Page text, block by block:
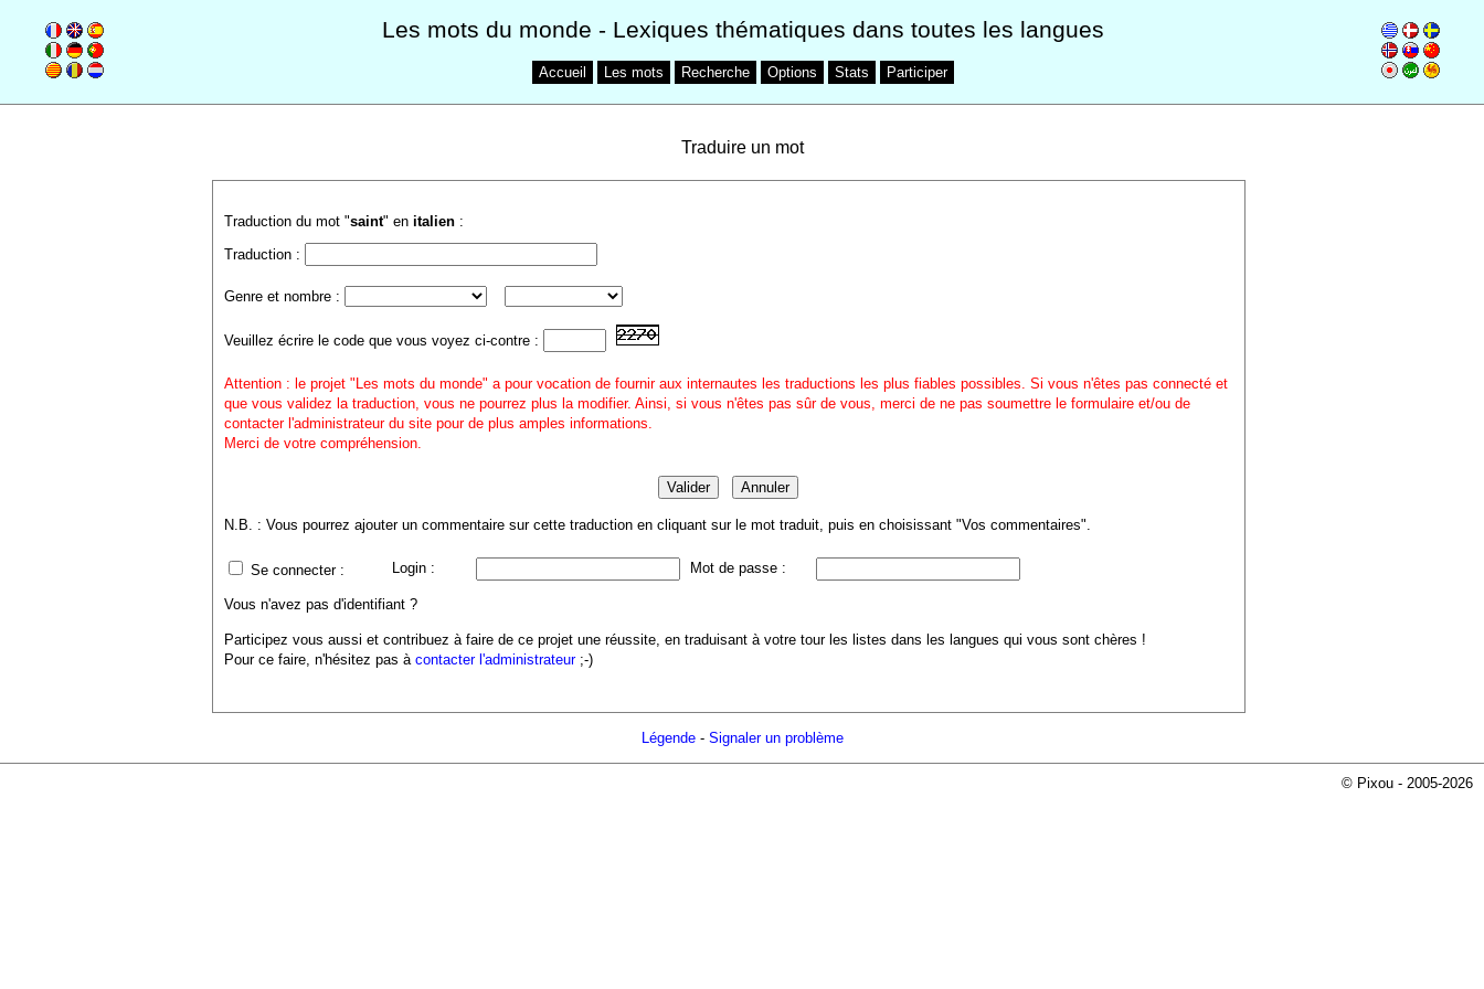
Les mots du monde - Lexiques thématiques dans toutes les langues
Accueil Les mots Recherche Options Stats Participer
Traduire un mot
Traduction du mot "saint" en italien:
Traduction :
Genre et nombre :
Veuillez écrire le code que vous voyez ci-contre :
Attention : le projet "Les mots du monde" a pour vocation de fournir aux internautes les traductions les plus fiables possibles. Si vous n'êtes pas connecté et
que vous validez la traduction, vous ne pourrez plus la modifier. Ainsi, si vous n'êtes pas sûr de vous, merci de ne pas soumettre le formulaire et/ou de
contacter l'administrateur du site pour de plus amples informations.
Merci de votre compréhension.
N.B. : Vous pourrez ajouter un commentaire sur cette traduction en cliquant sur le mot traduit, puis en choisissant "Vos commentaires".
Se connecter : Login : Mot de passe :
Vous n'avez pas d'identifiant ?
Participez vous aussi et contribuez à faire de ce projet une réussite, en traduisant à votre tour les listes dans les langues qui vous sont chères !
Pour ce faire, n'hésitez pas à contacter l'administrateur;-)
Légende- Signaler un problème
© Pixou - 2005-2026